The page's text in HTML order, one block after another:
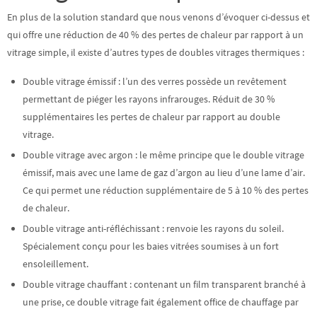
En plus de la solution standard que nous venons d’évoquer ci-dessus et
qui offre une réduction de 40 % des pertes de chaleur par rapport à un
vitrage simple, il existe d’autres types de doubles vitrages thermiques :
Double vitrage émissif : l’un des verres possède un revêtement
permettant de piéger les rayons infrarouges. Réduit de 30 %
supplémentaires les pertes de chaleur par rapport au double
vitrage.
Double vitrage avec argon : le même principe que le double vitrage
émissif, mais avec une lame de gaz d’argon au lieu d’une lame d’air.
Ce qui permet une réduction supplémentaire de 5 à 10 % des pertes
de chaleur.
Double vitrage anti-réfléchissant : renvoie les rayons du soleil.
Spécialement conçu pour les baies vitrées soumises à un fort
ensoleillement.
Double vitrage chauffant : contenant un film transparent branché à
une prise, ce double vitrage fait également office de chauffage par